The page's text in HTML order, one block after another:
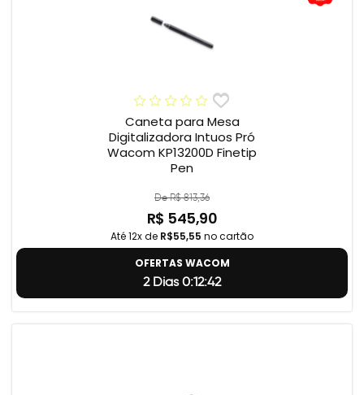
Caneta para Mesa
Digitalizadora Intuos Pró
Wacom KP13200D Finetip
Pen
De R$ 813,36
R$ 545,90
Até 12x de R$55,55 no cartão
OFERTAS WACOM
2 Dias 0:12:41